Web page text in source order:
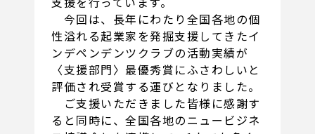
今回は、長年にわたり全国各地の個
性溢れる起業家を発掘支援してきたイ
ンデペンデンツクラブの活動実績が
〈支援部門〉最優秀賞にふさわしいと
評価され受賞する運びとなりました。
ご支援いただきました皆様に感謝す
ると同時に、全国各地のニュービジネ